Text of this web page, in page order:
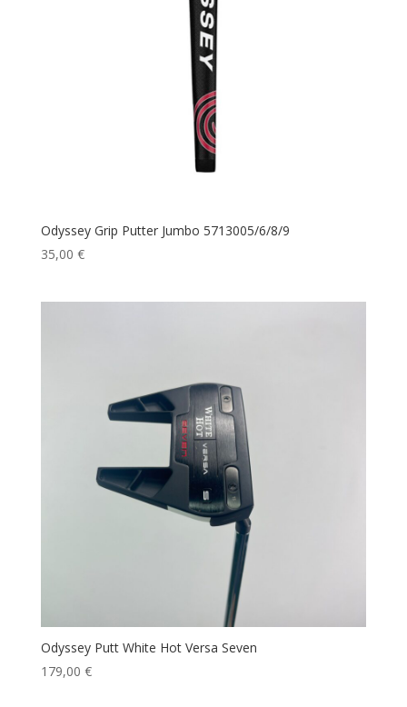
Odyssey Grip Putter Jumbo 5713005/6/8/9
35,00 €
Odyssey Putt White Hot Versa Seven
179,00 €